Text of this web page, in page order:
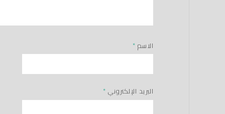
الاسم *
البريد الإلكتروني *